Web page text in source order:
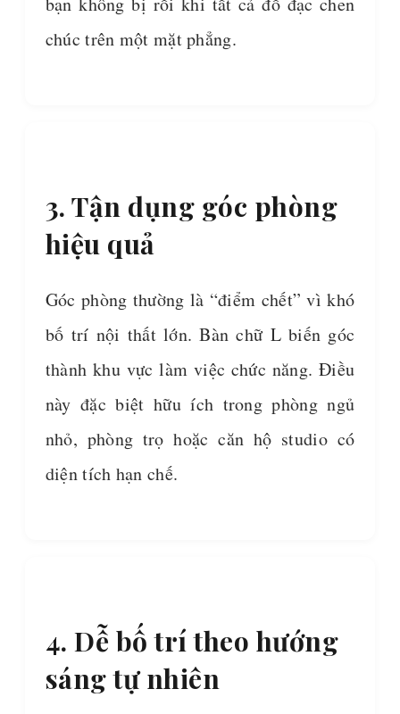
chúc trên một mặt phẳng.
3. Tận dụng góc phòng
hiệu quả
Góc phòng thường là “điểm chết” vì khó
bố trí nội thất lớn. Bàn chữ L biến góc
thành khu vực làm việc chức năng. Điều
này đặc biệt hữu ích trong phòng ngủ
nhỏ, phòng trọ hoặc căn hộ studio có
diện tích hạn chế.
4. Dễ bố trí theo hướng
sáng tự nhiên